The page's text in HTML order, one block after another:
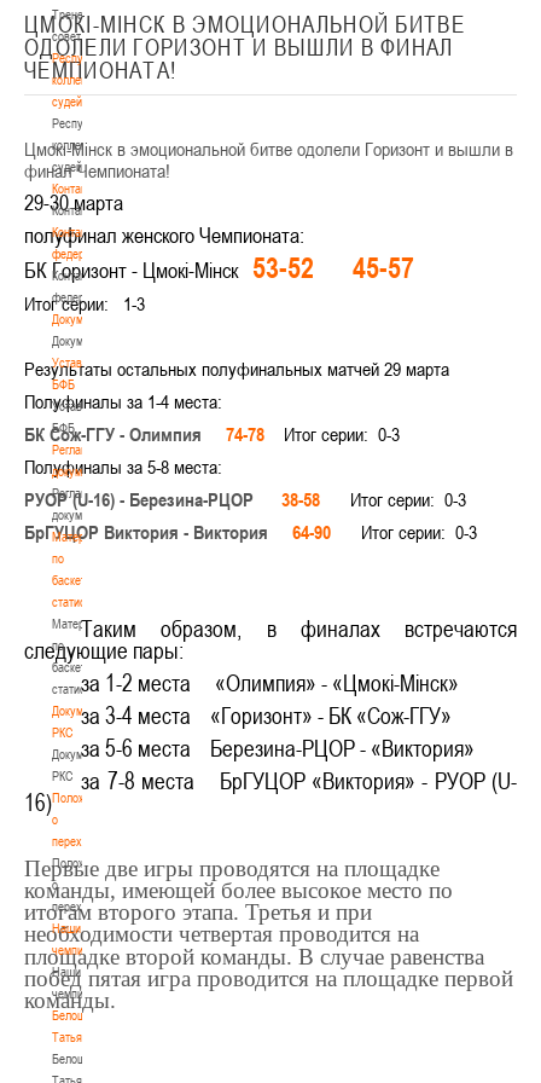
Тренерский
совет
Республиканская
коллегия
судей
Республиканская
коллегия
судей
Контакты
Контакты
Контакты
федерации
Контакты
федерации
Документы
Документы
Устав
БФБ
Устав
БФБ
Регламентирующие
документы
Регламентирующие
документы
Материалы
по
баскетбольной
статистике
Материалы
по
баскетбольной
статистике
Документы
РКС
Документы
РКС
Положение
о
переходах
Положение
о
переходах
Наши
чемпионы
Наши
чемпионы
Белошапко
Татьяна
Белошапко
Татьяна
ЦМОКI-МIНСК В ЭМОЦИОНАЛЬНОЙ БИТВЕ
ОДОЛЕЛИ ГОРИЗОНТ И ВЫШЛИ В ФИНАЛ
ЧЕМПИОНАТА!
Цмокi-Мiнск в эмоциональной битве одолели Горизонт и вышли в
финал Чемпионата!
29-30 марта
полуфинал женского Чемпионата:
БК Горизонт - Цмокi-Мiнск 53-52 45-57
Итог серии: 1-3
Результаты остальных полуфинальных матчей 29 марта
Полуфиналы за 1-4 места:
БК Сож-ГГУ - Олимпия
74-78
Итог серии: 0-3
Полуфиналы за 5-8 места:
РУОР (U-16) - Березина-РЦОР
38-58
Итог серии: 0-3
БрГУЦОР Виктория - Виктория
64-90 Итог серии: 0-3
Таким образом, в финалах встречаются
следующие пары:
за 1-2 места «Олимпия» - «Цмокi-Мiнск»
за 3-4 места «Горизонт» - БК «Сож-ГГУ»
за 5-6 места Березина-РЦОР - «Виктория»
за 7-8 места БрГУЦОР «Виктория» - РУОР (U-
16)
Первые две игры проводятся на площадке
команды, имеющей более высокое место по
итогам второго этапа. Третья и при
необходимости четвертая проводится на
площадке второй команды. В случае равенства
побед пятая игра проводится на площадке первой
команды.